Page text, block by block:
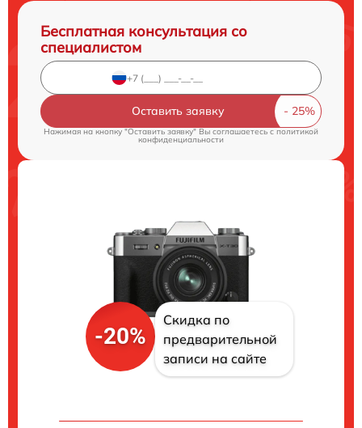
Бесплатная консультация со
специалистом
Оставить заявку
Нажимая на кнопку "Оставить заявку" Вы соглашаетесь c политикой
конфиденциальности
-20%
Скидка по
предварительной
записи на сайте